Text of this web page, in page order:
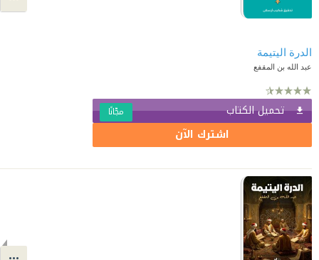
الدرة اليتيمة
عبد الله بن المقفع
تحميل الكتاب مجّانًا
اشترك الآن